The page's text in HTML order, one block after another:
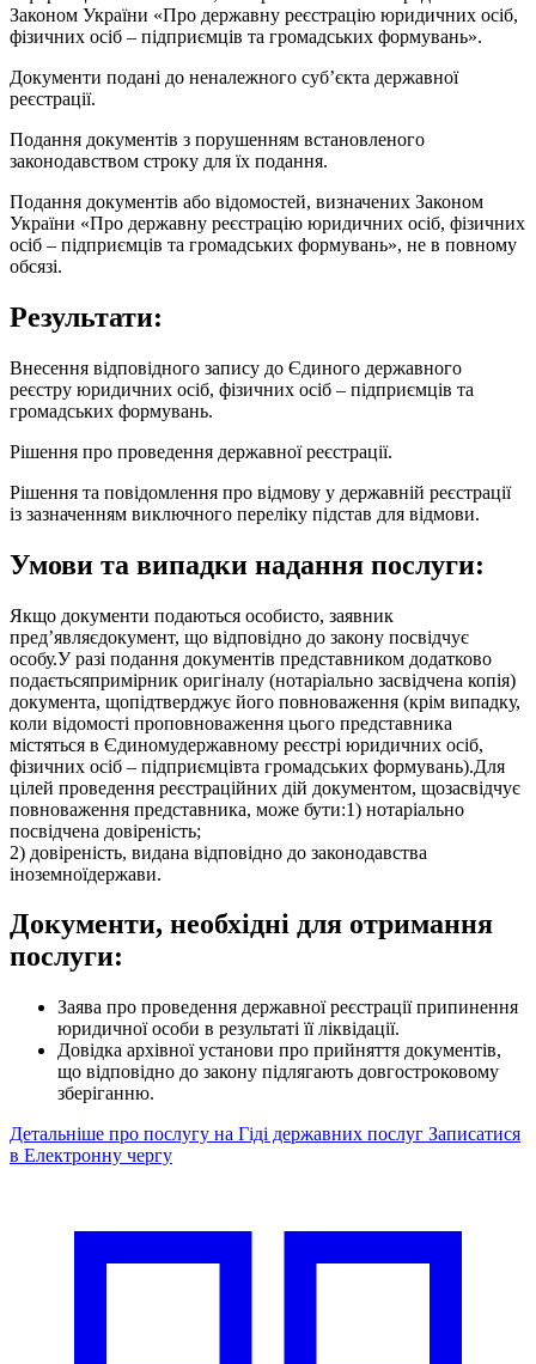
Законом України «Про державну реєстрацію юридичних осіб,
фізичних осіб – підприємців та громадських формувань».
Документи подані до неналежного суб’єкта державної
реєстрації.
Подання документів з порушенням встановленого
законодавством строку для їх подання.
Подання документів або відомостей, визначених Законом
України «Про державну реєстрацію юридичних осіб, фізичних
осіб – підприємців та громадських формувань», не в повному
обсязі.
Результати:
Внесення відповідного запису до Єдиного державного
реєстру юридичних осіб, фізичних осіб – підприємців та
громадських формувань.
Рішення про проведення державної реєстрації.
Рішення та повідомлення про відмову у державній реєстрації
із зазначенням виключного переліку підстав для відмови.
Умови та випадки надання послуги:
Якщо документи подаються особисто, заявник
пред’являєдокумент, що відповідно до закону посвідчує
особу.У разі подання документів представником додатково
подаєтьсяпримірник оригіналу (нотаріально засвідчена копія)
документа, щопідтверджує його повноваження (крім випадку,
коли відомості проповноваження цього представника
містяться в Єдиномудержавному реєстрі юридичних осіб,
фізичних осіб – підприємцівта громадських формувань).Для
цілей проведення реєстраційних дій документом, щозасвідчує
повноваження представника, може бути:1) нотаріально
посвідчена довіреність;
2) довіреність, видана відповідно до законодавства
іноземноїдержави.
Документи, необхідні для отримання
послуги:
Заява про проведення державної реєстрації припинення
юридичної особи в результаті її ліквідації.
Довідка архівної установи про прийняття документів,
що відповідно до закону підлягають довгостроковому
зберіганню.
Детальніше про послугу на Гіді державних послуг Записатися
в Електронну чергу